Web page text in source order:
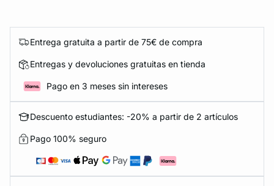
Entrega gratuita a partir de 75€ de compra
Entregas y devoluciones gratuitas en tienda
Pago en 3 meses sin intereses
Descuento estudiantes: -20% a partir de 2 artículos
Pago 100% seguro